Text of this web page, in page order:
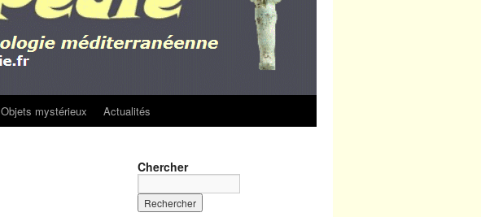
Objets mystérieux Actualités
Chercher